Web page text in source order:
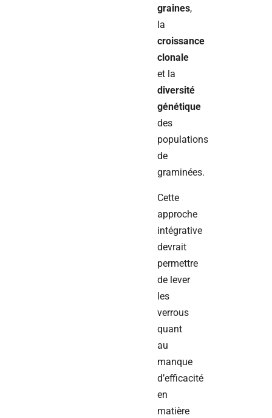
graines,
la
croissance
clonale
et la
diversité
génétique
des
populations
de
graminées.
Cette
approche
intégrative
devrait
permettre
de lever
les
verrous
quant
au
manque
d’efficacité
en
matière